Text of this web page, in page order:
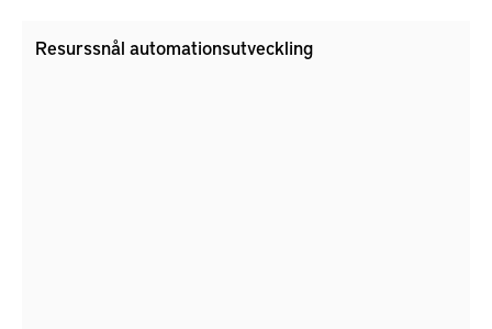
Resurssnål automationsutveckling